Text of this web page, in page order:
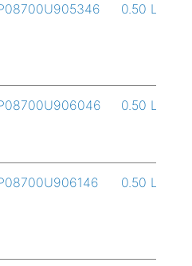
0.50 L
0.50 L
0.50 L